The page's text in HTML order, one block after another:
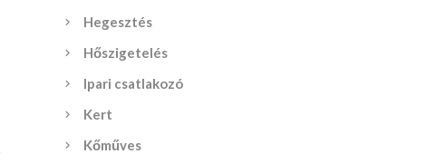
Hegesztés
Hőszigetelés
Ipari csatlakozó
Kert
Kőműves